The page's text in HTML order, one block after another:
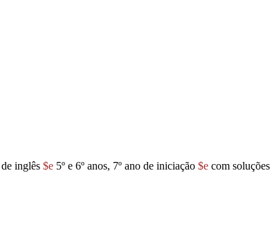
inglês $e 5º e 6º anos, 7º ano de iniciação $e com soluções